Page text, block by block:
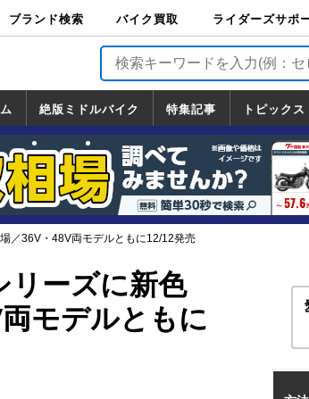
ブランド検索 バイク買取
バイク買取
ライダーズサポ
ライダーズサポー
TOP
バイク輸送
バイクガレージラ
フ
バイク車両保険
ロードサービス
バイク試乗
絶版ミドルバイク
絶版ミドルバイク
一覧
ホンダ
ヤマハ
スズキ
カワサキ
特集記事 トピックス
トピックス
一覧
ホンダ
ヤマハ
スズキ
カワサキ
ハーレーダ
ビッドソン
BMW
ドゥカティ
トライアン
フ
の駅調査隊
ーリング情報局
本の道50選
道めぐり
道ツーリング
／36V・48V両モデルともに12/12発売
リーズに新色
モデルともに